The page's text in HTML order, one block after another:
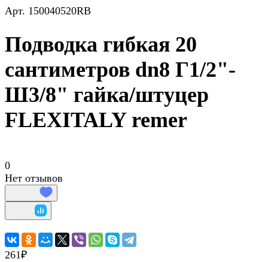
Арт. 150040520RB
Подводка гибкая 20
сантиметров dn8 Г1/2"-
Ш3/8" гайка/штуцер
FLEXITALY remer
0
Нет отзывов
261₽